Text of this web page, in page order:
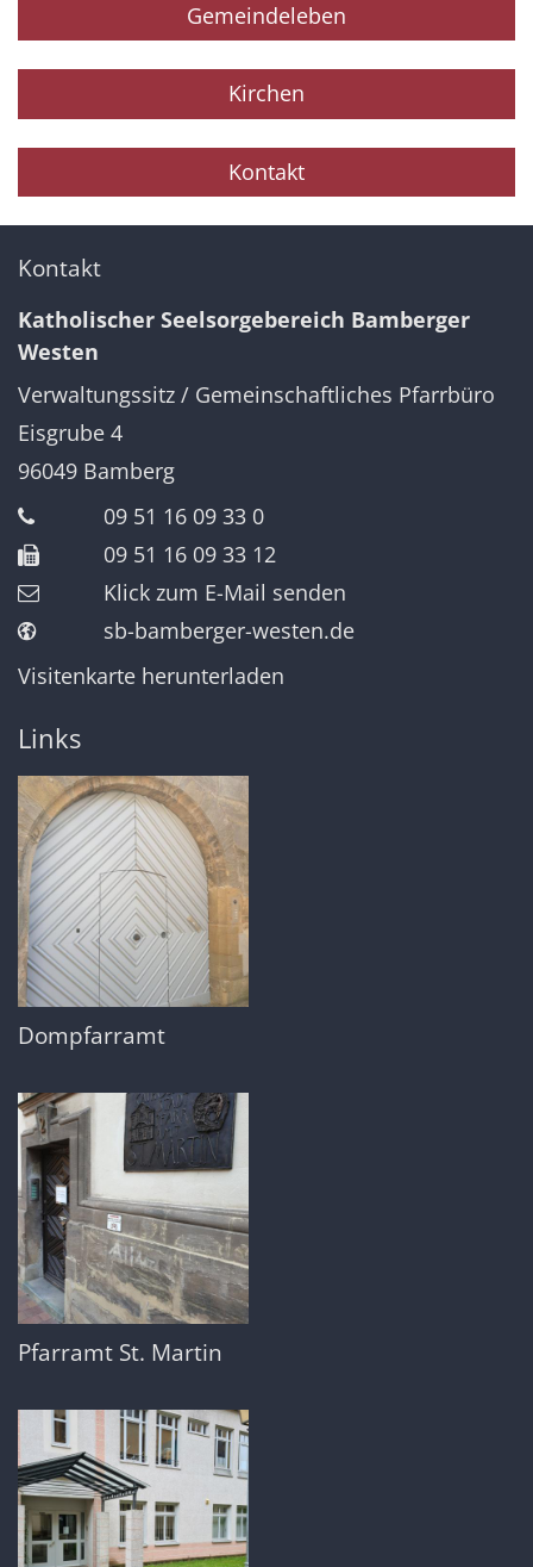
Gemeindeleben
Kirchen
Kontakt
Kontakt
Katholischer Seelsorgebereich Bamberger
Westen
Verwaltungssitz / Gemeinschaftliches Pfarrbüro
Eisgrube 4
96049 Bamberg
09 51 16 09 33 0
09 51 16 09 33 12
Klick zum E-Mail senden
sb-bamberger-westen.de
Visitenkarte herunterladen
Links
Dompfarramt
Pfarramt St. Martin